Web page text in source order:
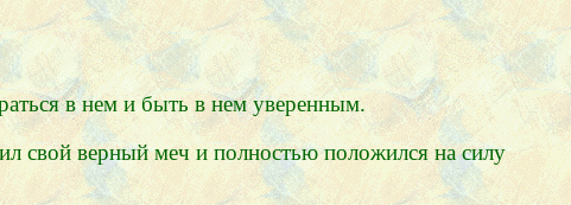
в нем и быть в нем уверенным.
свой верный меч и полностью положился на силу